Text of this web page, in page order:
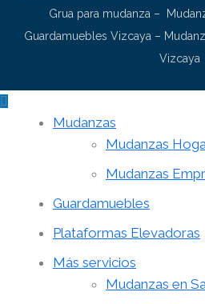
Grua para mudanza –
Guardamuebles Vizcaya –
Vizcaya
Mudanzas
Mudanzas
Mudanzas
Guardamuebles
Plataformas Elevadoras
Más servicios
Mudanzas en